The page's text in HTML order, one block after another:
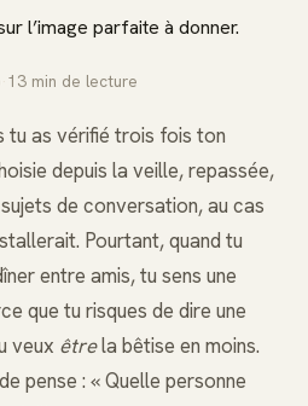
l’image parfaite à donner.
13 min de lecture
tu as vérifié trois fois ton
depuis la veille, repassée,
de conversation, au cas
Pourtant, quand tu
entre amis, tu sens une
que tu risques de dire une
veux êtrela bêtise en moins.
pense : « Quelle personne